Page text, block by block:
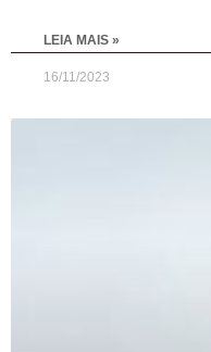
LEIA MAIS »
16/11/2023